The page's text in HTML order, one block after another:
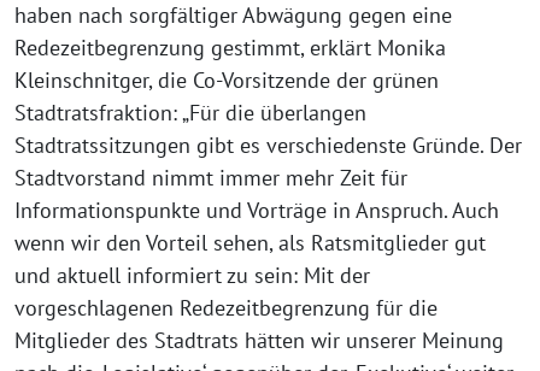
haben nach sorgfältiger Abwägung gegen eine
Redezeitbegrenzung gestimmt, erklärt Monika
Kleinschnitger, die Co-Vorsitzende der grünen
Stadtratsfraktion: „Für die überlangen
Stadtratssitzungen gibt es verschiedenste Gründe. Der
Stadtvorstand nimmt immer mehr Zeit für
Informationspunkte und Vorträge in Anspruch. Auch
wenn wir den Vorteil sehen, als Ratsmitglieder gut
und aktuell informiert zu sein: Mit der
vorgeschlagenen Redezeitbegrenzung für die
Mitglieder des Stadtrats hätten wir unserer Meinung